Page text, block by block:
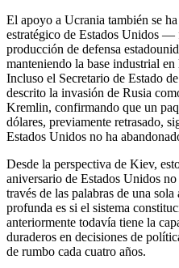
El apoyo a Ucrania también se
estratégico de Estados Unidos —
producción de defensa
manteniendo la base industrial
Incluso el Secretario de Estado
descrito la invasión de Rusia
Kremlin, confirmando que un
dólares, previamente retrasado,
Estados Unidos no ha
Desde la perspectiva de Kiev,
aniversario de Estados Unidos
través de las palabras de una
profunda es si el sistema
anteriormente todavía tiene la
duraderos en decisiones de
de rumbo cada cuatro años.